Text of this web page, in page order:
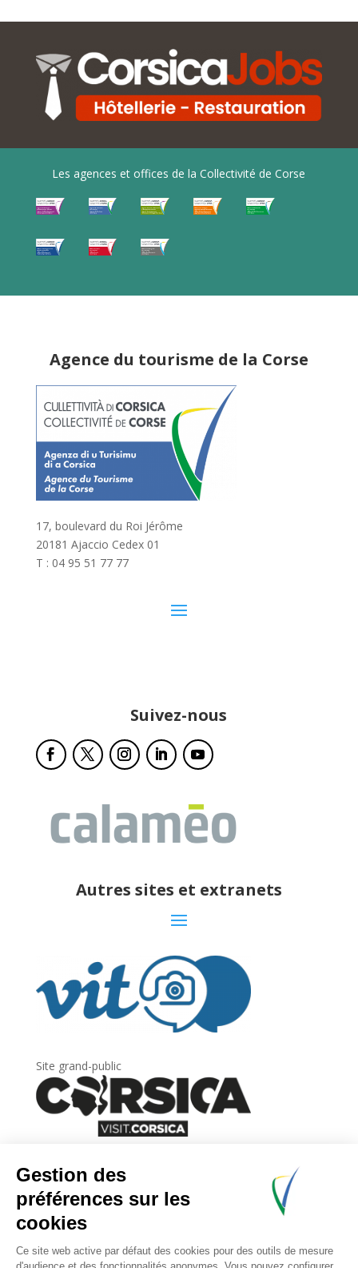
Les agences et offices de la Collectivité de Corse
Agence du tourisme de la Corse
17, boulevard du Roi Jérôme
20181 Ajaccio Cedex 01
T : 04 95 51 77 77
Suivez-nous
Autres sites et extranets
Site grand-public
Newsletter
Inscrivez-vous àla lettre d’information
l’Agence du tourisme de la Corse.